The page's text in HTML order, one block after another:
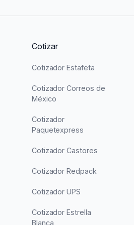
Cotizar
Cotizador Estafeta
Cotizador Correos de
México
Cotizador
Paquetexpress
Cotizador Castores
Cotizador Redpack
Cotizador UPS
Cotizador Estrella
Blanca